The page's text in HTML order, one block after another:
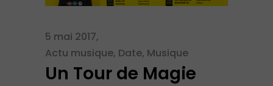
5 mai 2017
Actu musique, Date, Musique
Un Tour de Magie